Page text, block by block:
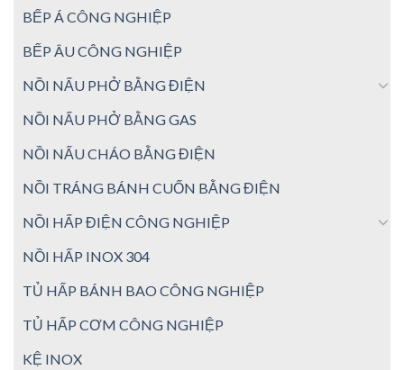
BẾP Á CÔNG NGHIỆP
BẾP ÂU CÔNG NGHIỆP
NỒI NẤU PHỞ BẰNG ĐIỆN
NỒI NẤU PHỞ BẰNG GAS
NỒI NẤU CHÁO BẰNG ĐIỆN
NỒI TRÁNG BÁNH CUỐN BẰNG ĐIỆN
NỒI HẤP ĐIỆN CÔNG NGHIỆP
NỒI HẤP INOX 304
TỦ HẤP BÁNH BAO CÔNG NGHIỆP
TỦ HẤP CƠM CÔNG NGHIỆP
KỆ INOX